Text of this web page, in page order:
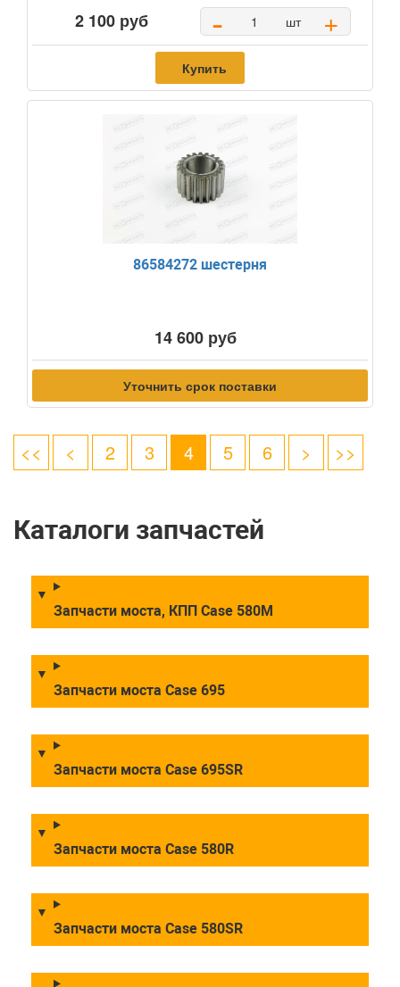
2 100 руб - шт +
Купить
86584272 шестерня
14 600 руб
Уточнить срок поставки
<< < 2 3 4 5 6 > >>
Каталоги запчастей
Запчасти моста, КПП Case 580M
Запчасти моста Case 695
Запчасти моста Case 695SR
Запчасти моста Case 580R
Запчасти моста Case 580SR